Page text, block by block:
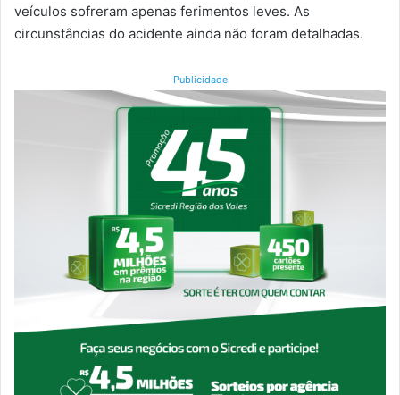
veículos sofreram apenas ferimentos leves. As
circunstâncias do acidente ainda não foram detalhadas.
Publicidade